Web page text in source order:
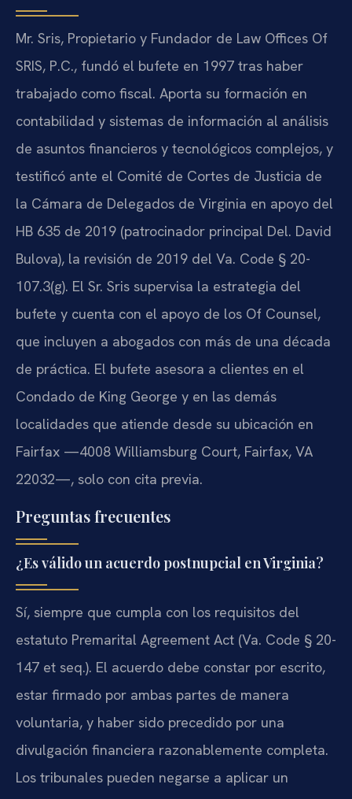
Mr. Sris, Propietario y Fundador de Law Offices Of
SRIS, P.C., fundó el bufete en 1997 tras haber
trabajado como fiscal. Aporta su formación en
contabilidad y sistemas de información al análisis
de asuntos financieros y tecnológicos complejos, y
testificó ante el Comité de Cortes de Justicia de
la Cámara de Delegados de Virginia en apoyo del
HB 635 de 2019 (patrocinador principal Del. David
Bulova), la revisión de 2019 del Va. Code § 20-
107.3(g). El Sr. Sris supervisa la estrategia del
bufete y cuenta con el apoyo de los Of Counsel,
que incluyen a abogados con más de una década
de práctica. El bufete asesora a clientes en el
Condado de King George y en las demás
localidades que atiende desde su ubicación en
Fairfax —4008 Williamsburg Court, Fairfax, VA
22032—, solo con cita previa.
Preguntas frecuentes
¿Es válido un acuerdo postnupcial en Virginia?
Sí, siempre que cumpla con los requisitos del
estatuto Premarital Agreement Act (Va. Code § 20-
147 et seq.). El acuerdo debe constar por escrito,
estar firmado por ambas partes de manera
voluntaria, y haber sido precedido por una
divulgación financiera razonablemente completa.
Los tribunales pueden negarse a aplicar un